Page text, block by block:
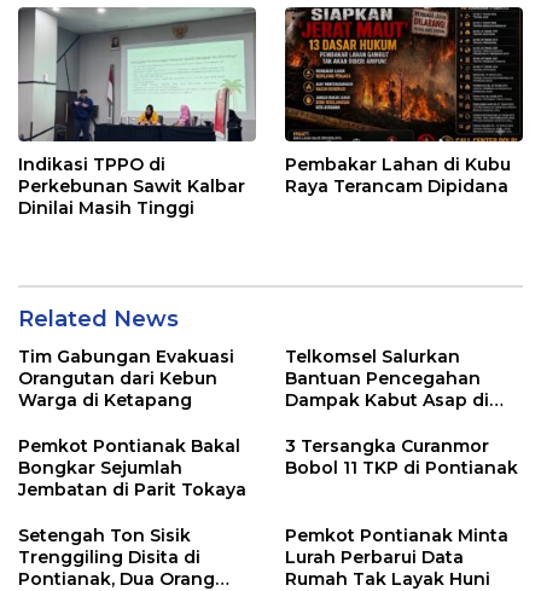
Indikasi TPPO di
Perkebunan Sawit Kalbar
Dinilai Masih Tinggi
Pembakar Lahan di Kubu
Raya Terancam Dipidana
Related News
Tim Gabungan Evakuasi
Orangutan dari Kebun
Warga di Ketapang
Telkomsel Salurkan
Bantuan Pencegahan
Dampak Kabut Asap di
Pemkot Pontianak Bakal
Bongkar Sejumlah
Jembatan di Parit Tokaya
3 Tersangka Curanmor
Bobol 11 TKP di Pontianak
Setengah Ton Sisik
Trenggiling Disita di
Pontianak, Dua Orang
Pemkot Pontianak Minta
Lurah Perbarui Data
Rumah Tak Layak Huni